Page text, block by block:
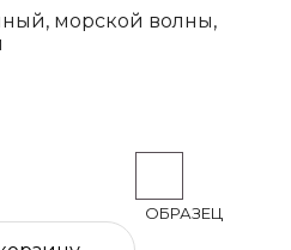
морской волны,